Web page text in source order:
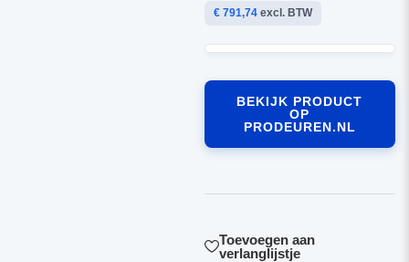
€ 791,74excl. BTW
BEKIJK PRODUCT
OP
PRODEUREN.NL
Toevoegen aan
verlanglijstje